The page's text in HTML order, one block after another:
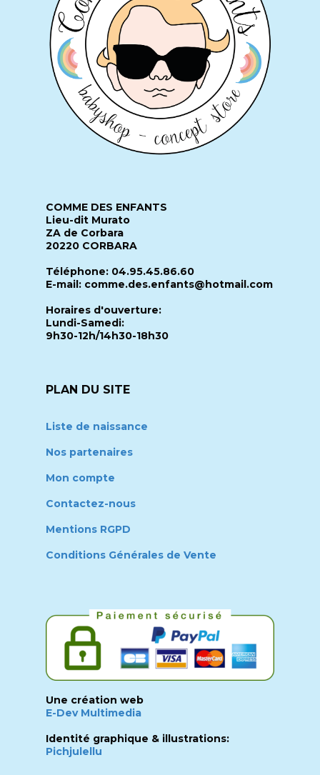
COMME DES ENFANTS
Lieu-dit Murato
ZA de Corbara
20220 CORBARA
Téléphone: 04.95.45.86.60
E-mail: comme.des.enfants@hotmail.com
Horaires d'ouverture:
Lundi-Samedi:
9h30-12h/14h30-18h30
PLAN DU SITE
Liste de naissance
Nos partenaires
Mon compte
Contactez-nous
Mentions RGPD
Conditions Générales de Vente
Une création web
E-Dev Multimedia
Identité graphique & illustrations:
Pichjulellu